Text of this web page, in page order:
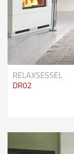
RELAXSESSEL
DR02